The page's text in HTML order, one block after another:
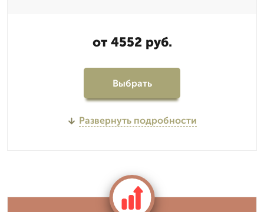
от 4552 руб.
Выбрать
Развернуть подробности